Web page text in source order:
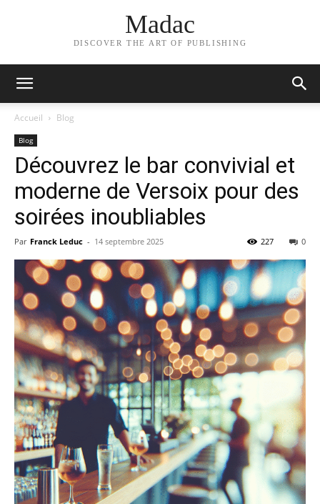
Madac
DISCOVER THE ART OF PUBLISHING
Accueil Blog
Blog
Découvrez le bar convivial et
moderne de Versoix pour des
soirées inoubliables
Par Franck Leduc - 14 septembre 2025 0
227